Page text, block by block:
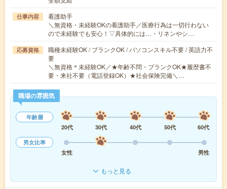
仕事内容
看護助手
＼無資格・未経験OKの看護助手／医療行為は一切行わない
ので未経験でも安心！▽具体的には…・リネンやシ…
応募資格
職種未経験OK / ブランクOK / パソコンスキル不要 / 英語力不
要
＼無資格＊未経験OK／★年齢不問・ブランクOK★履歴書不
要・来社不要（電話登録OK）★社会保険完備＼…
職場の雰囲気
年齢層
20代
30代 40代 50代
60代
男女比率
女性
男性
もっと見る